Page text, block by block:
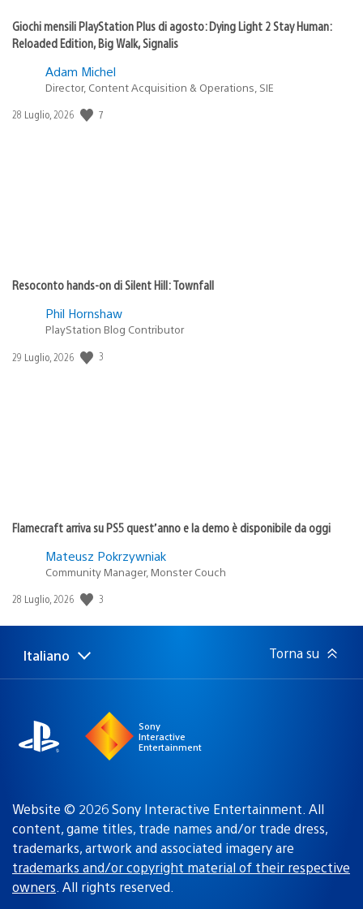
Giochi mensili PlayStation Plus di agosto: Dying Light 2 Stay Human:
Reloaded Edition, Big Walk, Signalis
Adam Michel
Director, Content Acquisition & Operations, SIE
Data
28 Luglio, 2026 7
Resoconto hands-on di Silent Hill: Townfall
Phil Hornshaw
PlayStation Blog Contributor
Data
29 Luglio, 2026 3
Flamecraft arriva su PS5 quest’anno e la demo è disponibile da oggi
Mateusz Pokrzywniak
Community Manager, Monster Couch
Data
pubblicazione:
28 Luglio, 2026 3
Seleziona
Regione
Italiano Torna su
Sony
Interactive
Entertainment
Website © 2026 Sony Interactive Entertainment. All
content, game titles, trade names and/or trade dress,
trademarks, artwork and associated imagery are
trademarks and/or copyright material of their respective
owners. All rights reserved.